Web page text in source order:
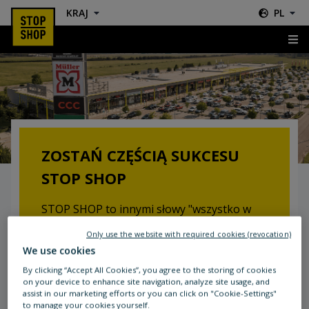
KRAJ PL
Leasing
ZOSTAŃ CZĘŚCIĄ SUKCESU
STOP SHOP
STOP SHOP to innymi słowy "wszystko w
skorzystać z naszej oferty i stać się częścią
naszego sukcesu.
- Niezawodne relacje z najemcami
We use cookies
By clicking “Accept All Cookies”, you agree to the storing of cookies
on your device to enhance site navigation, analyze site usage, and
assist in our marketing efforts or you can click on "Cookie-Settings"
to manage your cookies yourself.
Only use the website with required cookies (revocation)